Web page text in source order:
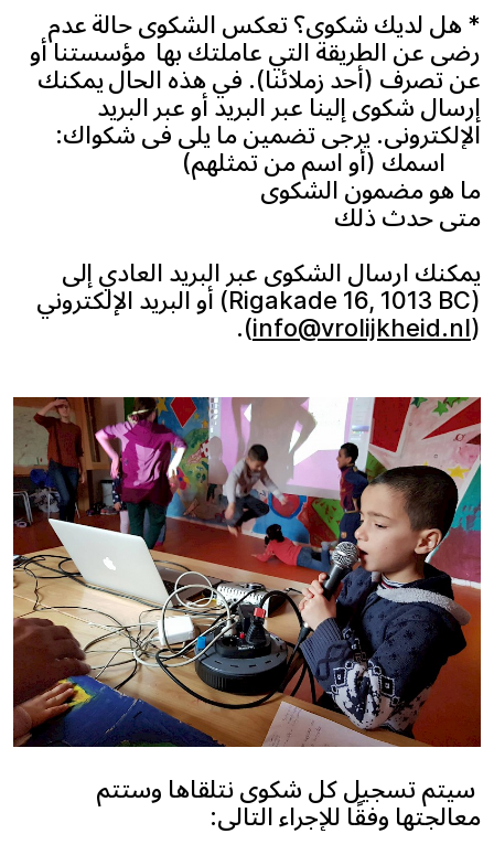
* هل لديك شكوى؟ تعكس الشكوى حالة عدم
رضى عن الطريقة التي عاملتك بها مؤسستنا أو
عن تصرف (أحد زملائنا). في هذه الحال يمكنك
إرسال شكوى إلينا عبر البريد أو عبر البريد
الإلكتروني. يرجى تضمين ما يلي في شكواك:
اسمك (أو اسم من تمثلهم)
ما هو مضمون الشكوى
متى حدث ذلك
يمكنك ارسال الشكوى عبر البريد العادي إلى
(Rigakade 16, 1013 BC) أو البريد الإلكتروني
(
info@vrolijkheid.nl
).
‏ سيتم تسجيل كل شكوى نتلقاها وستتم
معالجتها وفقًا للإجراء التالي: